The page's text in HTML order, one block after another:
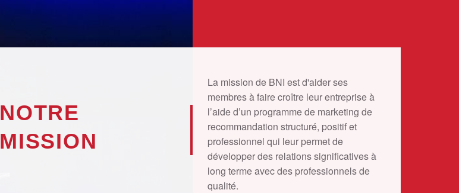
NOTRE
MISSION
La mission de BNI est d'aider ses
membres à faire croître leur entreprise à
l’aide d’un programme de marketing de
recommandation structuré, positif et
professionnel qui leur permet de
développer des relations significatives à
long terme avec des professionnels de
qualité.